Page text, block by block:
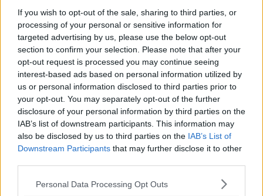
If you wish to opt-out of the sale, sharing to third parties, or
processing of your personal or sensitive information for
targeted advertising by us, please use the below opt-out
section to confirm your selection. Please note that after your
opt-out request is processed you may continue seeing
interest-based ads based on personal information utilized by
us or personal information disclosed to third parties prior to
your opt-out. You may separately opt-out of the further
disclosure of your personal information by third parties on the
IAB’s list of downstream participants. This information may
also be disclosed by us to third parties on the IAB’s List of
Downstream Participants that may further disclose it to other
Personal Data Processing Opt Outs
zona dell'alta
, dove la piena dell'Elsa ha interessato in
particolar modo le aree tra Poggibonsi e San Gimignano: qui è
stato necessario evacuare 13 persone. E' entrata in funzione la
cassa di espansione in località Santa Giulia, a monte dell'abitato di
Colle Valdelsa. Si sono registrate criticità dovute a smottamenti,
insufficiente tenuta del reticolo minore, strade temporaneamente
interrotte nei comuni diMontalcino, Monteroni d'Arbia, Sovicille,
Siena, Pienza e Castiglione d'Orcia, Piancastagnaio.
Sono rientrate nelle proprie abitazioni gran parte delle 500 persone
evacuate a Cecina.
La piena del fiume Cecina non ha provocato
danni alla città, mentre esondazioni si sono verificate nella parte
alta del bacino senza provocare significativi danni a persone o
cose. Non è entrata in funzione la cassa di espansione a soglia
fissa di Steccaia, dimensionata per mitigare eventi più severi di
quello registrato nella giornata di ieri. Nella città di Livorno non si
sono registrati problemi anche grazie ai recenti lavori effettuati